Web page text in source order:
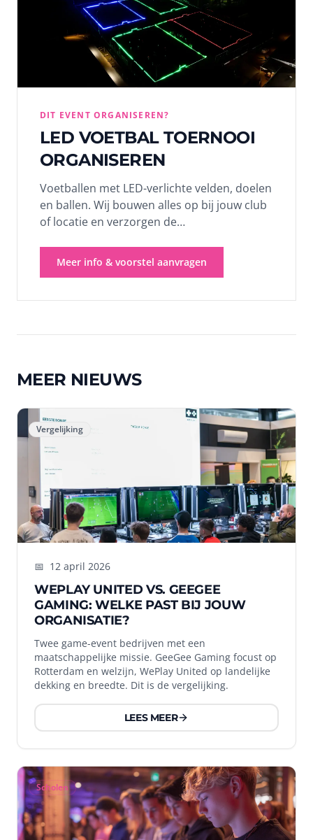
DIT EVENT ORGANISEREN?
LED VOETBAL TOERNOOI
ORGANISEREN
Voetballen met LED-verlichte velden, doelen
en ballen. Wij bouwen alles op bij jouw club
of locatie en verzorgen de
seizoensactiviteit, clubavond of sportief
evenement. Kies je pakket en ontvang
Meer info & voorstel aanvragen
MEER NIEUWS
Vergelijking
📅 12 april 2026
WEPLAY UNITED VS. GEEGEE
GAMING: WELKE PAST BIJ JOUW
ORGANISATIE?
Twee game-event bedrijven met een
maatschappelijke missie. GeeGee Gaming focust op
Rotterdam en welzijn, WePlay United op landelijke
dekking en breedte. Dit is de vergelijking.
LEES MEER
Scholen